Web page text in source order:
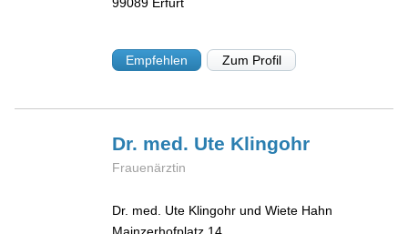
Empfehlen Zum Profil
Dr. med. Ute Klingohr
Frauenärztin
Dr. med. Ute Klingohr und Wiete Hahn
Mainzerhofplatz 14